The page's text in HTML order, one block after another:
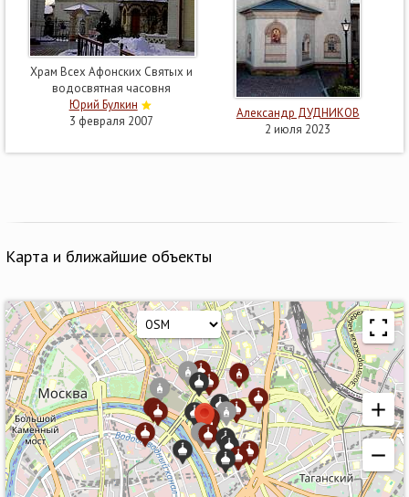
Храм Всех Афонских Святых и
водосвятная часовня
Юрий Булкин
3 февраля 2007
Александр ДУДНИКОВ
2 июля 2023
Карта и ближайшие объекты